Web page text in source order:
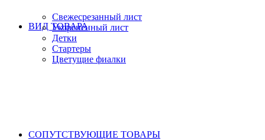
ВИД ТОВАРА
Свежесрезанный лист
Укорененный лист
Детки
Стартеры
Цветущие фиалки
СОПУТСТВУЮЩИЕ ТОВАРЫ